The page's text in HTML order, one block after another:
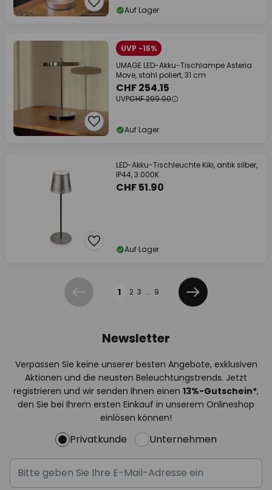
Auf Lager
UVP -15%
UMAGE LED-Akku-Tischlampe Asteria
Move, stahl poliert, 31 cm
CHF 254.15
UVPCHF 299.00
Auf Lager
LED-Akku-Tischleuchte Kiki, antik silber,
IP44, 3.000K
CHF 51.90
Auf Lager
Zurück 1 2 3 ... 9
Weiter
Newsletter
Verpassen Sie keine unserer besten Angebote, exklusiven
Aktionen und die neusten Beleuchtungstrends. Jetzt
registrieren und wir senden Ihnen einen 13%-Gutschein*,
den Sie bei Ihrem ersten Einkauf in unserem Onlineshop
einlösen können!
Privatkunde Unternehmen